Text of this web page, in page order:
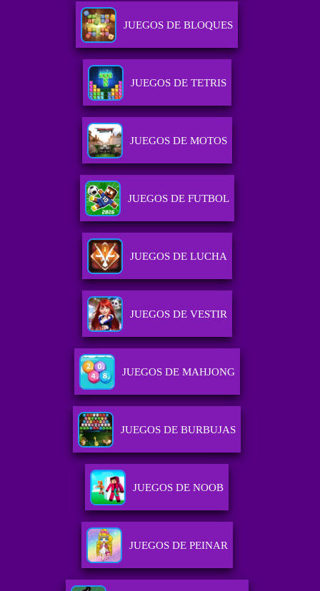
JUEGOS DE BLOQUES
JUEGOS DE TETRIS
JUEGOS DE MOTOS
JUEGOS DE FUTBOL
JUEGOS DE LUCHA
JUEGOS DE VESTIR
JUEGOS DE MAHJONG
JUEGOS DE BURBUJAS
JUEGOS DE NOOB
JUEGOS DE PEINAR